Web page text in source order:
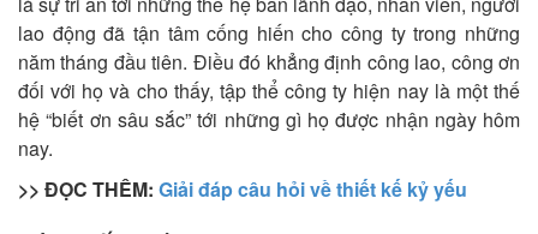
lao động đã tận tâm cống hiến cho công ty trong những
năm tháng đầu tiên. Điều đó khẳng định công lao, công ơn
đối với họ và cho thấy, tập thể công ty hiện nay là một thế
hệ “biết ơn sâu sắc” tới những gì họ được nhận ngày hôm
nay.
>> ĐỌC THÊM: Giải đáp câu hỏi về thiết kế kỷ yếu